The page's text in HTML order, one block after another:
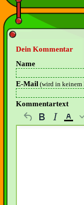
Dein Kommentar
Name
E-Mail (wird in keinem
Kommentartext